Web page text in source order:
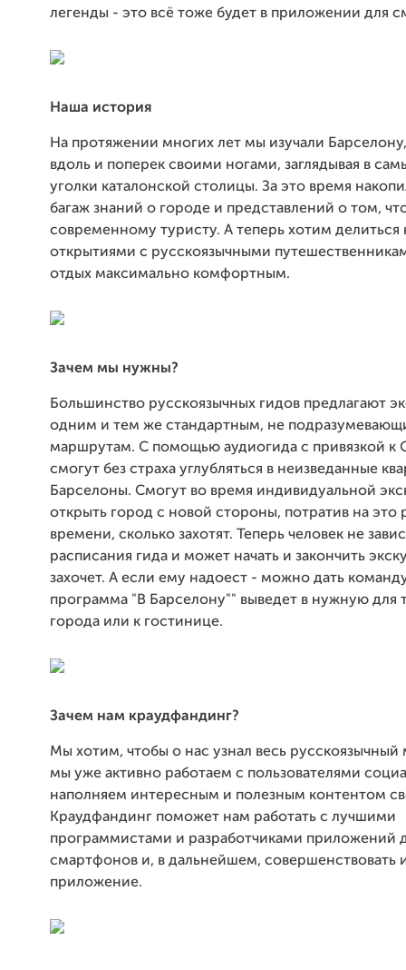
легенды - это всё тоже будет в приложении для
Наша история
На протяжении многих лет мы изучали
вдоль и поперек своими ногами, заглядывая в
уголки каталонской столицы. За это время
багаж знаний о городе и представлений о том,
современному туристу. А теперь хотим
открытиями с русскоязычными
отдых максимально комфортным.
Зачем мы нужны?
Большинство русскоязычных гидов предлагают
одним и тем же стандартным, не
маршрутам. С помощью аудиогида с привязкой к
смогут без страха углубляться в неизведанные
Барселоны. Смогут во время индивидуальной
открыть город с новой стороны, потратив на это
времени, сколько захотят. Теперь человек не
расписания гида и может начать и закончить
захочет. А если ему надоест - можно дать
программа "В Барселону"" выведет в нужную для
города или к гостинице.
Зачем нам краудфандинг?
Мы хотим, чтобы о нас узнал весь русскоязычный
мы уже активно работаем с пользователями
наполняем интересным и полезным контентом
Краудфандинг поможет нам работать с лучшими
программистами и разработчиками приложений
смартфонов и, в дальнейшем, совершенствовать и
приложение.